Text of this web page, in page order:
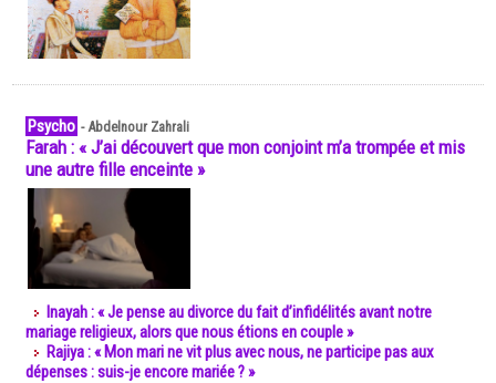
Psycho -Abdelnour Zahrali
Farah : « J’ai découvert que mon conjoint m’a trompée et mis
une autre fille enceinte »
Inayah : « Je pense au divorce du fait d’infidélités avant notre
mariage religieux, alors que nous étions en couple »
Rajiya : « Mon mari ne vit plus avec nous, ne participe pas aux
dépenses : suis-je encore mariée ? »